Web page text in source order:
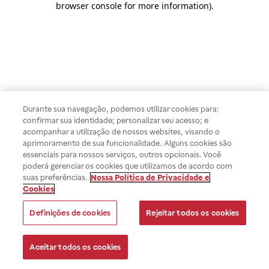
browser console for more information).
Durante sua navegação, podemos utilizar cookies para:
confirmar sua identidade; personalizar seu acesso; e
acompanhar a utilização de nossos websites, visando o
aprimoramento de sua funcionalidade. Alguns cookies são
essenciais para nossos serviços, outros opcionais. Você
poderá gerenciar os cookies que utilizamos de acordo com
suas preferências. Nossa Política de Privacidade e
Cookies
Definições de cookies Rejeitar todos os cookies
Aceitar todos os cookies